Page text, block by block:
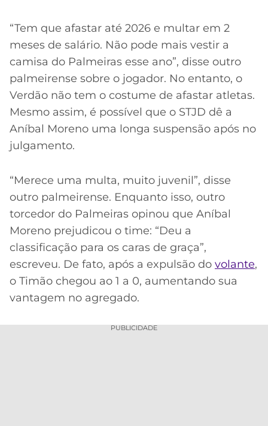
“Tem que afastar até 2026 e multar em 2
meses de salário. Não pode mais vestir a
camisa do Palmeiras esse ano”, disse outro
palmeirense sobre o jogador. No entanto, o
Verdão não tem o costume de afastar atletas.
Mesmo assim, é possível que o STJD dê a
Aníbal Moreno uma longa suspensão após no
julgamento.
“Merece uma multa, muito juvenil”, disse
outro palmeirense. Enquanto isso, outro
torcedor do Palmeiras opinou que Aníbal
Moreno prejudicou o time: “Deu a
classificação para os caras de graça”,
escreveu. De fato, após a expulsão do volante,
o Timão chegou ao 1 a 0, aumentando sua
vantagem no agregado.
PUBLICIDADE